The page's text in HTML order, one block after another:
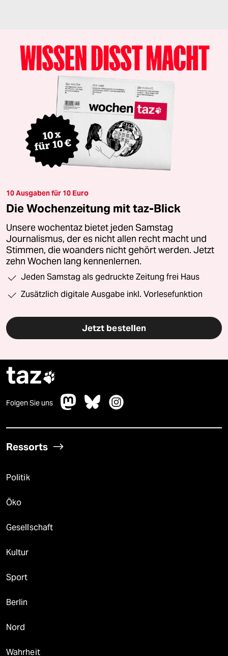
10 Ausgaben für 10 Euro
Die Wochenzeitung mit taz-Blick
Unsere wochentaz bietet jeden Samstag
Journalismus, der es nicht allen recht macht und
Stimmen, die woanders nicht gehört werden. Jetzt
zehn Wochen lang kennenlernen.
Jeden Samstag als gedruckte Zeitung frei Haus
Zusätzlich digitale Ausgabe inkl. Vorlesefunktion
Jetzt bestellen
taz
Folgen Sie uns
Ressorts
Politik
Öko
Gesellschaft
Kultur
Sport
Berlin
Nord
Wahrheit